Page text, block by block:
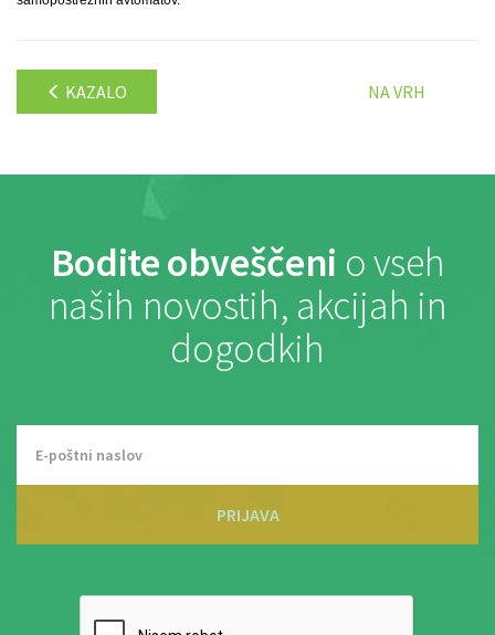
KAZALO NA VRH
Bodite obveščeni o vseh
naših novostih, akcijah in
dogodkih
PRIJAVA